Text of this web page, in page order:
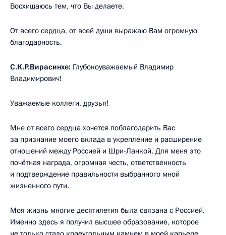
Восхищаюсь тем, что Вы делаете.
От всего сердца, от всей души выражаю Вам огромную
благодарность.
С.К.Р.Вирасинхе: Глубокоуважаемый Владимир
Владимирович!
Уважаемые коллеги, друзья!
Мне от всего сердца хочется поблагодарить Вас
за признание моего вклада в укрепление и расширение
отношений между Россией и Шри-Ланкой. Для меня это
почётная награда, огромная честь, ответственность
и подтверждение правильности выбранного мной
жизненного пути.
Моя жизнь многие десятилетия была связана с Россией.
Именно здесь я получил высшее образование, которое